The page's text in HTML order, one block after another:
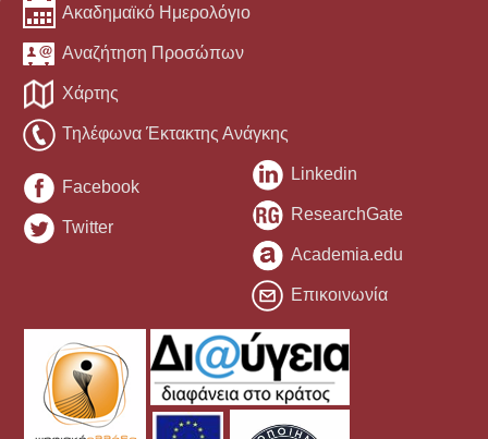
Ακαδημαϊκό Ημερολόγιο
Αναζήτηση Προσώπων
Χάρτης
Τηλέφωνα Έκτακτης Ανάγκης
Facebook
Twitter
Linkedin
ResearchGate
Academia.edu
Επικοινωνία